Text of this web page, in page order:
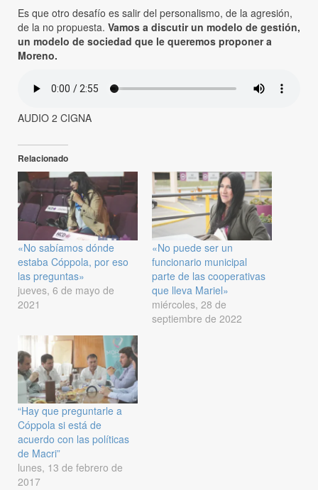
Es que otro desafío es salir del personalismo, de la agresión,
de la no propuesta. Vamos a discutir un modelo de gestión,
un modelo de sociedad que le queremos proponer a
Moreno.
AUDIO 2 CIGNA
Relacionado
«No sabíamos dónde
estaba Cóppola, por eso
las preguntas»
jueves, 6 de mayo de
2021
«No puede ser un
funcionario municipal
parte de las cooperativas
que lleva Mariel»
miércoles, 28 de
septiembre de 2022
“Hay que preguntarle a
Cóppola si está de
acuerdo con las políticas
de Macri”
lunes, 13 de febrero de
2017